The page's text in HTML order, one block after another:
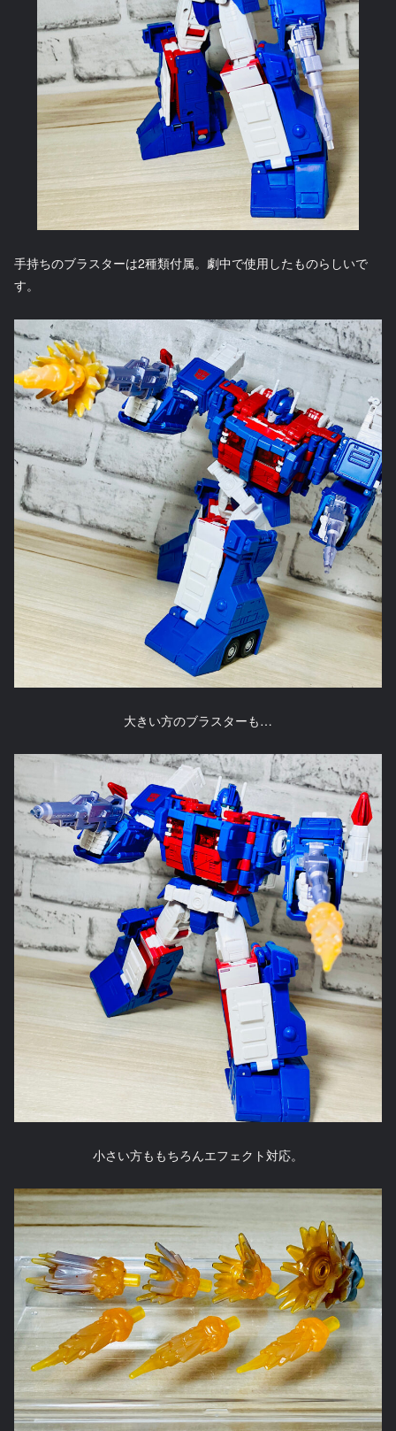
手持ちのブラスターは2種類付属。劇中で使用したものらしいで
す。
大きい方のブラスターも…
小さい方ももちろんエフェクト対応。